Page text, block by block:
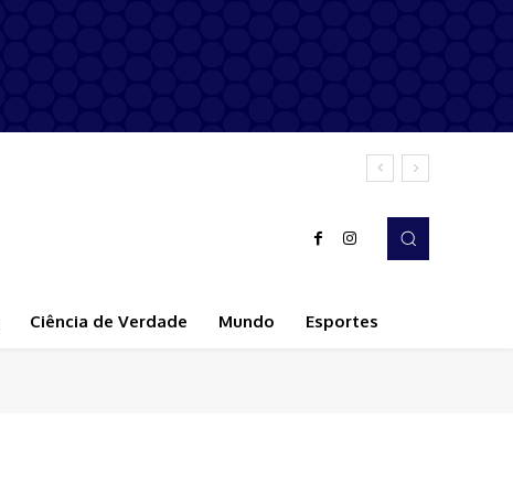
Ciência de Verdade Mundo Esportes